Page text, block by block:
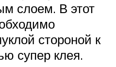
слоем. В этот
стороной к
супер клея.